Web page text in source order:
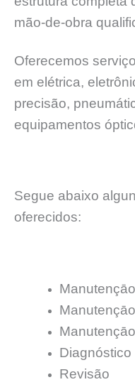
mão-de-obra
Oferecemos
em elétrica,
precisão,
equipamentos
Segue abaixo
oferecidos:
Diagnóstico
Revisão